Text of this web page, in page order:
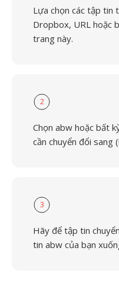
Lựa chọn các tập tin
Dropbox, URL hoặc
trang này.
2
Chọn abw hoặc bất
cần chuyển đổi sang
3
Hãy để tập tin
tin abw của bạn